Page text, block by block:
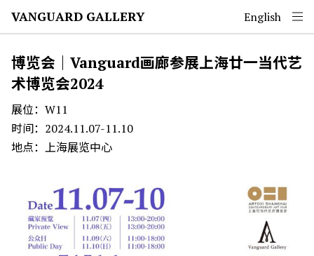
VANGUARD GALLERY English
博览会｜Vanguard画廊参展上海廿一当代艺
术博览会2024
展位：W11
时间：2024.11.07-11.10
地点：上海展览中心